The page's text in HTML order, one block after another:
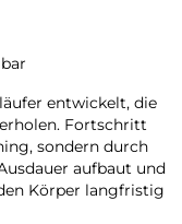
entwickelt, die
Fortschritt
sondern durch
aufbaut und
Körper langfristig